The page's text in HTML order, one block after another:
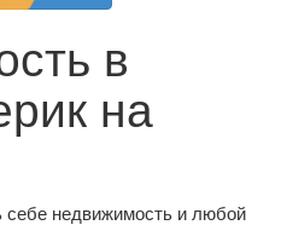
в
на
недвижимость и любой